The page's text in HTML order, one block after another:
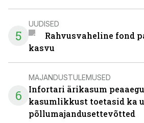
5
UUDISED
Rahvusvaheline fond
kasvu
6
MAJANDUSTULEMUSED
Infortari ärikasum
kasumlikkust toetasid ka
põllumajandusettevõtted